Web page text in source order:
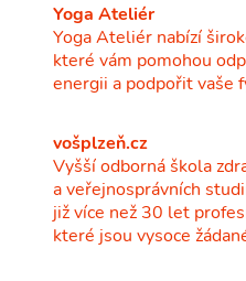
Yoga Ateliér
Yoga Ateliér nabízí
které vám pomohou
energii a podpořit vaše
vošplzeň.cz
Vyšší odborná škola
a veřejnosprávních
již více než 30 let
které jsou vysoce